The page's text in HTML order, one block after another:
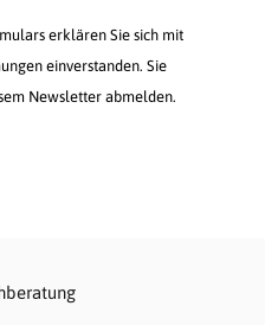
erklären Sie sich mit
einverstanden. Sie
Newsletter abmelden.